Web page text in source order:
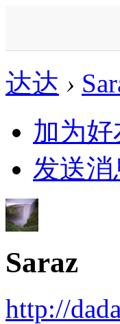
达达 ›
加为好
发送消
Saraz
http://